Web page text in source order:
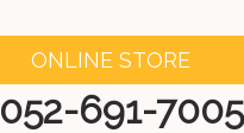
ONLINE STORE
052-691-7005